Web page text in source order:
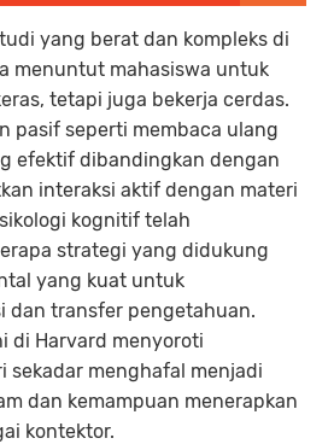
yang berat dan kompleks di
menuntut mahasiswa untuk
tetapi juga bekerja cerdas.
pasif seperti membaca ulang
efektif dibandingkan dengan
interaksi aktif dengan materi
kognitif telah
strategi yang didukung
yang kuat untuk
dan transfer pengetahuan.
di Harvard menyoroti
sekadar menghafal menjadi
dan kemampuan menerapkan
kontektor.